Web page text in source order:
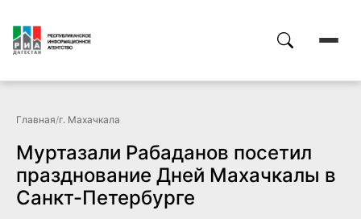
Главная/г. Махачкала
Муртазали Рабаданов посетил
празднование Дней Махачкалы в
Санкт-Петербурге